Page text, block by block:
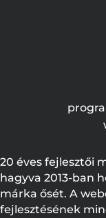
20 éves fejlesztői
hagyva 2013-ban
márka ősét. A
fejlesztésének